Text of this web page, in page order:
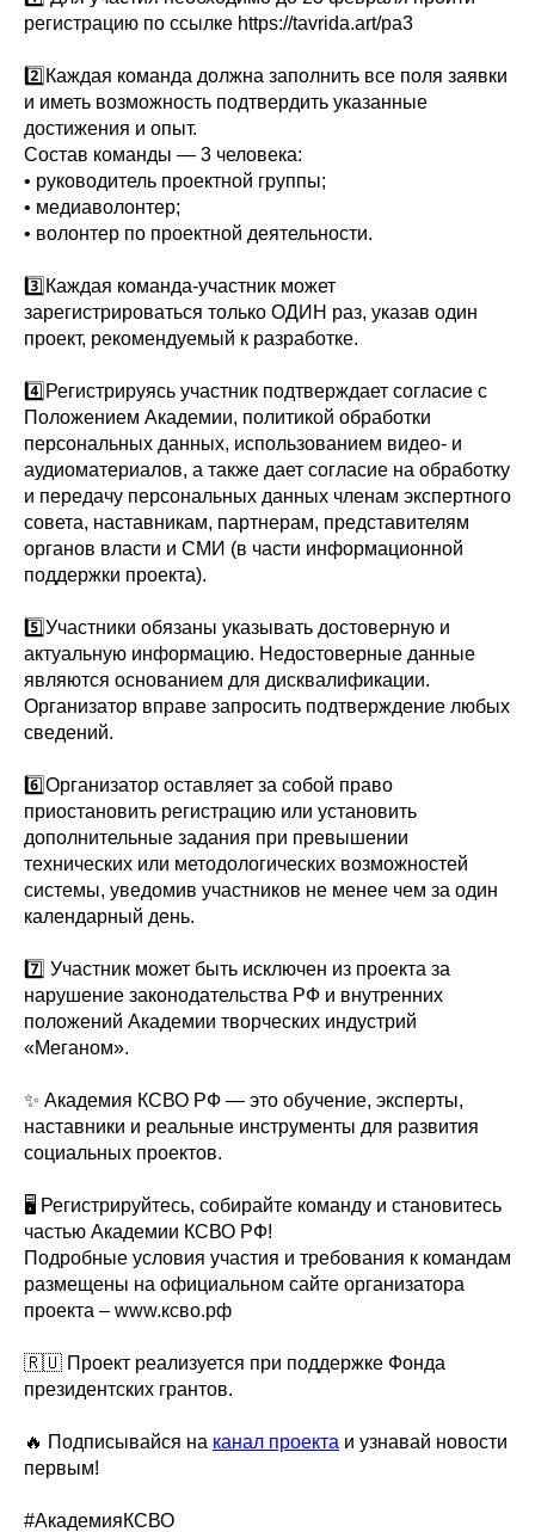
регистрацию по ссылке https://tavrida.art/pa3
2️⃣Каждая команда должна заполнить все поля заявки
и иметь возможность подтвердить указанные
достижения и опыт.
Состав команды — 3 человека:
• руководитель проектной группы;
• медиаволонтер;
• волонтер по проектной деятельности.
3️⃣Каждая команда-участник может
зарегистрироваться только ОДИН раз, указав один
проект, рекомендуемый к разработке.
4️⃣Регистрируясь участник подтверждает согласие с
Положением Академии, политикой обработки
персональных данных, использованием видео- и
аудиоматериалов, а также дает согласие на обработку
и передачу персональных данных членам экспертного
совета, наставникам, партнерам, представителям
органов власти и СМИ (в части информационной
поддержки проекта).
5️⃣Участники обязаны указывать достоверную и
актуальную информацию. Недостоверные данные
являются основанием для дисквалификации.
Организатор вправе запросить подтверждение любых
сведений.
6️⃣Организатор оставляет за собой право
приостановить регистрацию или установить
дополнительные задания при превышении
технических или методологических возможностей
системы, уведомив участников не менее чем за один
календарный день.
7️⃣ Участник может быть исключен из проекта за
нарушение законодательства РФ и внутренних
положений Академии творческих индустрий
«Меганом».
✨ Академия КСВО РФ — это обучение, эксперты,
наставники и реальные инструменты для развития
социальных проектов.
🖥 Регистрируйтесь, собирайте команду и становитесь
частью Академии КСВО РФ!
Подробные условия участия и требования к командам
размещены на официальном сайте организатора
проекта – www.ксво.рф
🇷🇺 Проект реализуется при поддержке Фонда
президентских грантов.
🔥 Подписывайся на канал проекта и узнавай новости
первым!
#АкадемияКСВО